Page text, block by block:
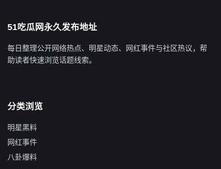
51吃瓜网永久发布地址
每日整理公开网络热点、明星动态、网红事件与社区热议，帮
助读者快速浏览话题线索。
分类浏览
明星黑料
网红事件
八卦爆料